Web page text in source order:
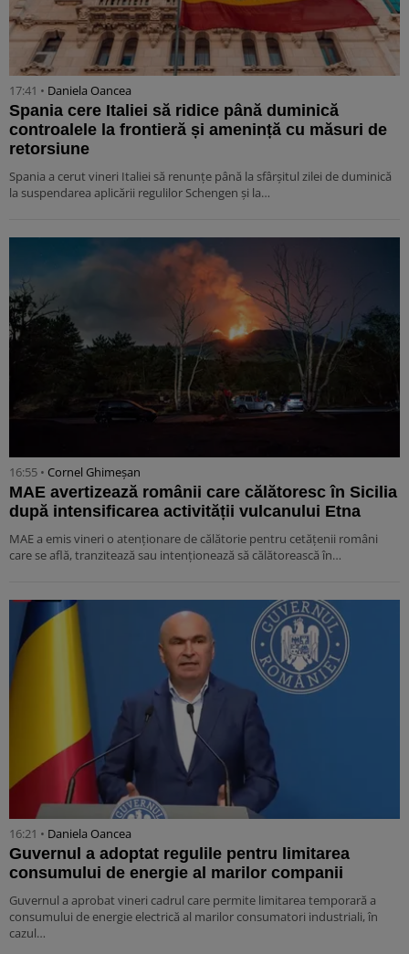
17:41 • Daniela Oancea
Spania cere Italiei să ridice până duminică
controalele la frontieră și amenință cu măsuri de
retorsiune
Spania a cerut vineri Italiei să renunțe până la sfârșitul zilei de duminică
la suspendarea aplicării regulilor Schengen și la…
16:55 • Cornel Ghimeșan
MAE avertizează românii care călătoresc în Sicilia
după intensificarea activității vulcanului Etna
MAE a emis vineri o atenționare de călătorie pentru cetățenii români
care se află, tranzitează sau intenționează să călătorească în…
16:21 • Daniela Oancea
Guvernul a adoptat regulile pentru limitarea
consumului de energie al marilor companii
Guvernul a aprobat vineri cadrul care permite limitarea temporară a
consumului de energie electrică al marilor consumatori industriali, în
cazul…